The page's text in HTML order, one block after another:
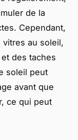
de la
Cependant,
au soleil,
des taches
soleil peut
avant que
ce qui peut